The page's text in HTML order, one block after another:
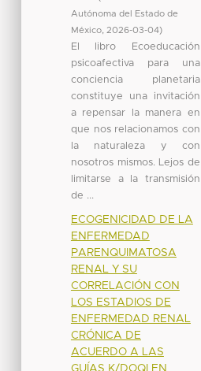
Autónoma del Estado de
México, 2026-03-04)
El libro Ecoeducación
psicoafectiva para una
conciencia planetaria
constituye una invitación
a repensar la manera en
que nos relacionamos con
la naturaleza y con
nosotros mismos. Lejos de
limitarse a la transmisión
de ...
ECOGENICIDAD DE LA
ENFERMEDAD
PARENQUIMATOSA
RENAL Y SU
CORRELACIÓN CON
LOS ESTADIOS DE
ENFERMEDAD RENAL
CRÓNICA DE
ACUERDO A LAS
GUÍAS K/DOQI EN